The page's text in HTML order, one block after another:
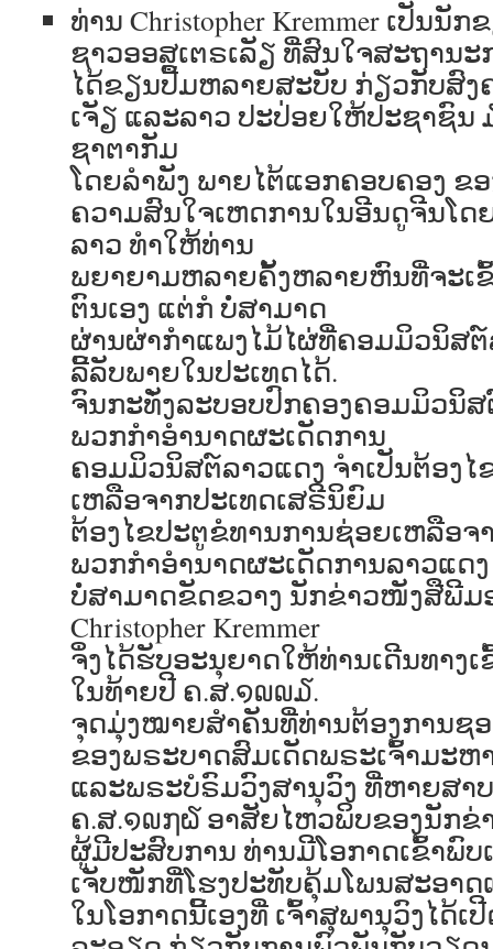
ທ່ານ Christopher Kremmer ເປັນ
ຊາວອອສເຕຣເລັຽ ທີ່ສົນໃຈສະຖານະ
ໄດ້ຂຽນປື້ມຫລາຍສະບັບ ກ່ຽວກັບສົງ
ເຈັຽ ແລະລາວ ປະປ່ອຍໃຫ້ປະຊາຊົ
ຊາຕາກັມ
ໂດຍລຳພັງ ພາຍໄຕ້ແອກຄອບຄອງ ຂ
ຄວາມສົນໃຈເຫດການໃນອີນດູຈີນໂດ
ລາວ ທຳໃຫ້ທ່ານ
ພຍາຍາມຫລາຍຄັ້ງຫລາຍຫົນທີ່ຈະເ
ຕົນເອງ ແຕ່ກໍ ບໍ່ສາມາດ
ຜ່ານຜ່າກຳແພງໄມ້ໄຜ່ທີ່ຄອມມິວນິສຕ໌
ລີ້ລັບພາຍໃນປະເທດໄດ້.
ຈົນກະທັ່ງລະບອບປົກຄອງຄອມມິວນິ
ພວກກຳອຳນາດຜະເດັດການ
ຄອມມິວນິສຕ໌ລາວແດງ ຈຳເປັນຕ້ອງ
ເຫລືອຈາກປະເທດເສຣີນິຍົມ
ຕ້ອງໄຂປະຕູຂໍທານການຊ່ອຍເຫລືອຈ
ພວກກຳອຳນາດຜະເດັດການລາວແດງ
ບໍ່ສາມາດຂັດຂວາງ ນັກຂ່າວໜັງສືພີມ
Christopher Kremmer
ຈິ່ງໄດ້ຮັບອະນຸຍາດໃຫ້ທ່ານເດີນທາງເ
ໃນທ້າຍປີ ຄ.ສ.໑໙໙໓.
ຈຸດມຸ່ງໝາຍສຳຄັນທີ່ທ່ານຕ້ອງການຊ
ຂອງພຣະບາດສົມເດັດພຣະເຈົ້າມະຫ
ແລະພຣະບໍຣົມວົງສານຸວົງ ທີ່ຫາຍສາ
ຄ.ສ.໑໙໗໖ ອາສັຍໄຫວພິບຂອງນັກ
ຜູ້ມີປະສົບການ ທ່ານມີໂອກາດເຂົ້າພົບ
ເຈັບໜັກທີ່ໂຮງປະທັບຄຸ້ມໂພນສະອາດ
ໃນໂອກາດນີ້ເອງທີ່ ເຈົ້າສຸພານຸວົງໄດ້ເ